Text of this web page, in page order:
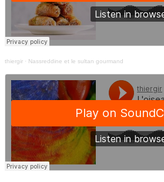
thiergir · Nassreddine et le sultan gourmand